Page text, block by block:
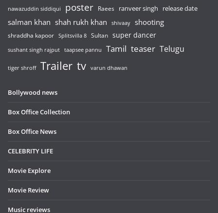
nawazuddin siddiqui poster Raees ranveer singh release date
salman khan shah rukh khan shivaay shooting
shraddha kapoor Splitsvilla 8 Sultan super dancer
sushant singh rajput taapsee pannu Tamil teaser Telugu
tiger shroff Trailer tv varun dhawan
Bollywood news
Box Office Collection
Box Office News
CELEBRITY LIFE
Movie Explore
Movie Review
Music reviews